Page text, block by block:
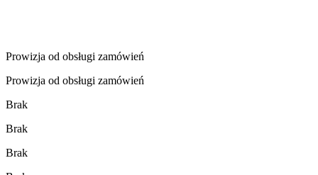
Prowizja od obsługi zamówień
Prowizja od obsługi zamówień
Brak
Brak
Brak